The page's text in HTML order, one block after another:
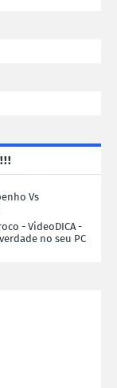
Vs
- VideoDICA -
no seu PC